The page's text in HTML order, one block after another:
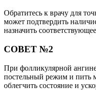
Обратитесь к врачу для
может подтвердить
назначить
СОВЕТ №2
При фолликулярной
постельный режим и пить
облегчить состояние и